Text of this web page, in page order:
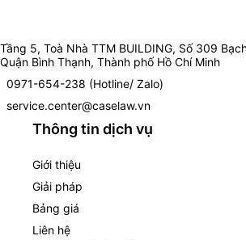
Tầng 5, Toà Nhà TTM BUILDING, Số 309
Quận Bình Thạnh, Thành phố Hồ Chí Minh
0971-654-238 (Hotline/ Zalo)
service.center@caselaw.vn
Thông tin dịch vụ
Giới thiệu
Giải pháp
Bảng giá
Liên hệ